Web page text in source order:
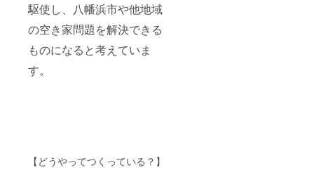
駆使し、八幡浜市や他地域
の空き家問題を解決できる
ものになると考えていま
す。
【どうやってつくっている？】